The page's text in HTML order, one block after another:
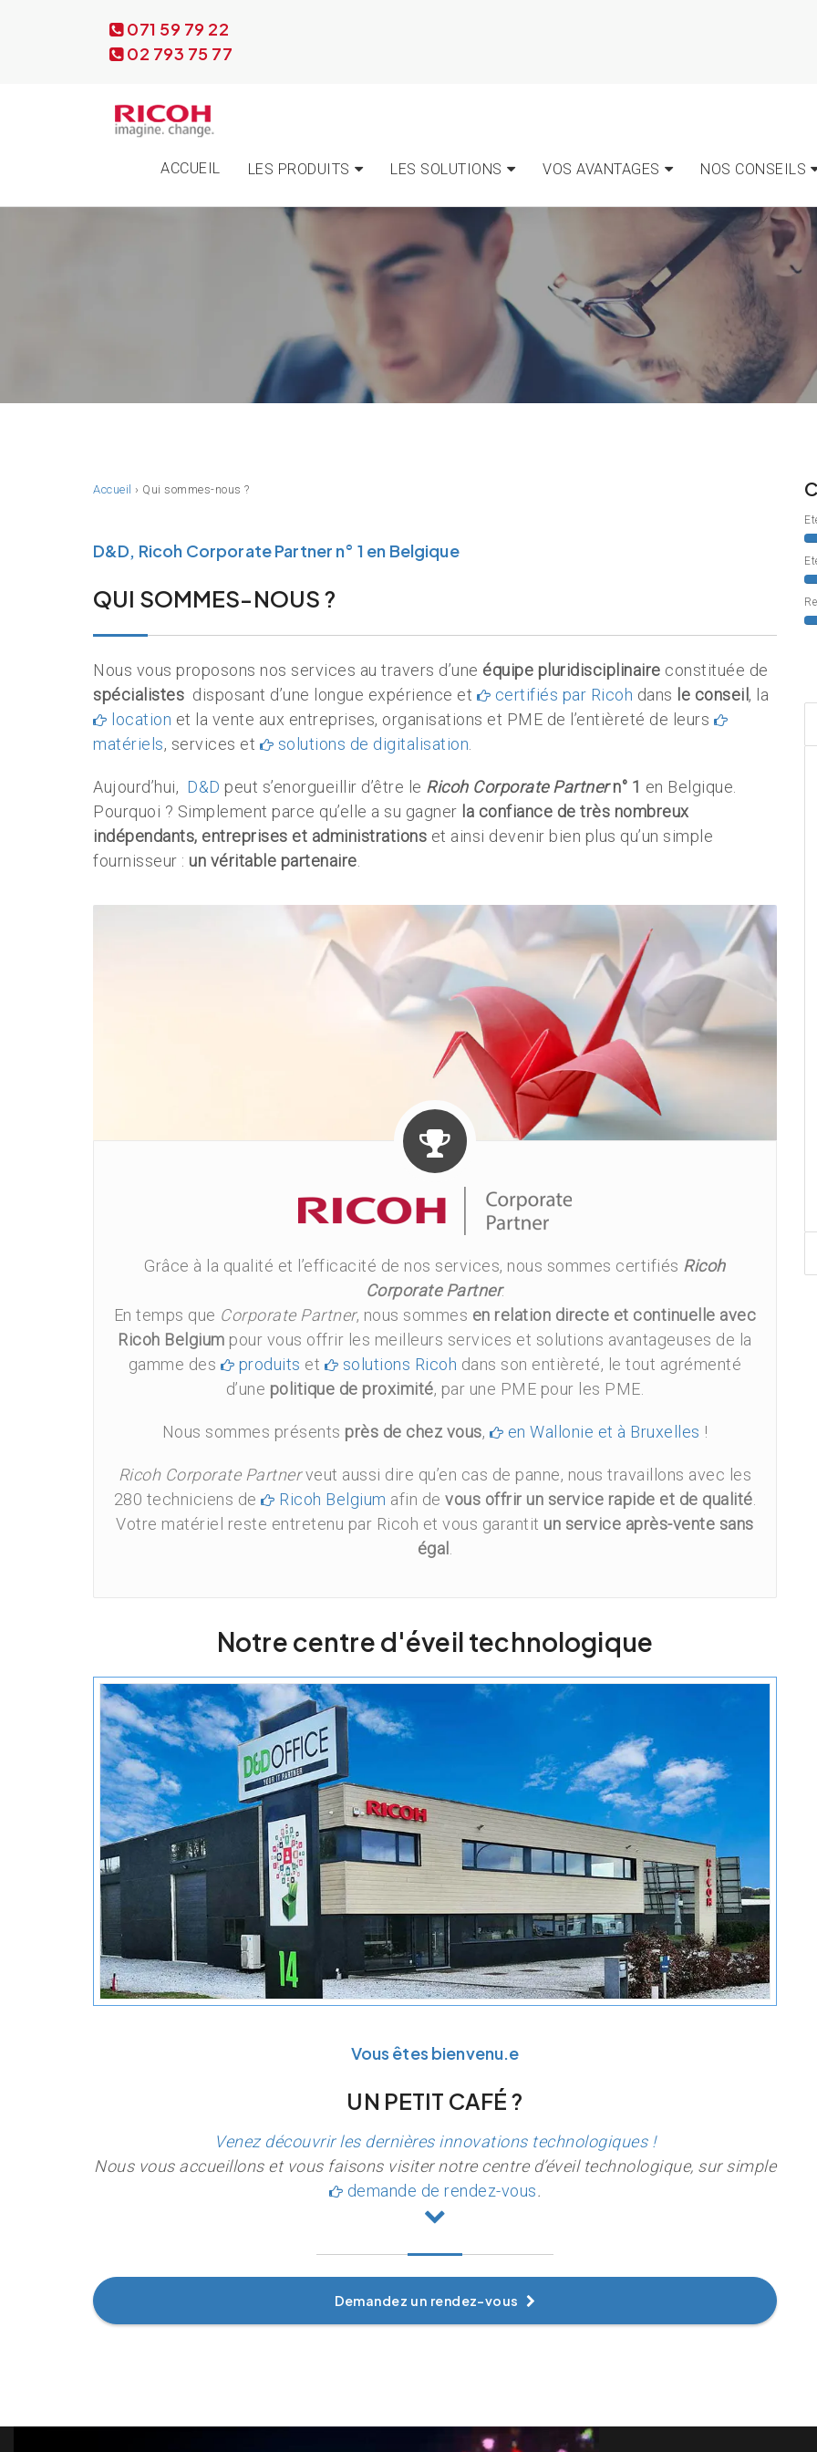
071 59 79 22
02 793 75 77
ACCUEIL LES PRODUITS LES SOLUTIONS VOS AVANTAGES NOS CONSEILS
Accueil › Qui sommes-nous ?
D&D, Ricoh Corporate Partner n° 1 en Belgique
QUI SOMMES-NOUS ?
Nous vous proposons nos services au travers d’une équipe pluridisciplinaire constituée de
spécialistes disposant d’une longue expérience et certifiés par Ricoh dans le conseil , la
location et la vente aux entreprises, organisations et PME de l’entièreté de leurs
matériels, services et solutions de digitalisation
Aujourd’hui, D&D peut s’enorgueillir d’être le Ricoh Corporate Partnern° 1 en Belgique.
Pourquoi ? Simplement parce qu’elle a su gagner la confiance de très nombreux
indépendants, entreprises et administrations et ainsi devenir bien plus qu’un simple
fournisseur : un véritable partenaire
Grâce à la qualité et l’efficacité de nos services, nous sommes certifiés Ricoh
Corporate Partner.
En temps que Corporate Partner, nous sommes en relation directe et continuelle avec
Ricoh Belgium pour vous offrir les meilleurs services et solutions avantageuses de la
gamme des
produits et solutions Ricoh dans son entièreté, le tout agrémenté
d’une politique de proximité, par une PME pour les PME.
Nous sommes présents près de chez vous, en Wallonie et à Bruxelles !
Ricoh Corporate Partnerveut aussi dire qu’en cas de panne, nous travaillons avec les
280 techniciens de
Ricoh Belgium afin de vous offrir un service rapide et de qualité
Votre matériel reste entretenu par Ricoh et vous garantit un service après-vente sans
égal
Notre centre d'éveil technologique
Vous êtes bienvenu.e
UN PETIT CAFÉ ?
Venez découvrir les dernières innovations technologiques !
Nous vous accueillons et vous faisons visiter notre centre d’éveil technologique, sur simple
demande de rendez-vous.
Demandez un rendez-vous